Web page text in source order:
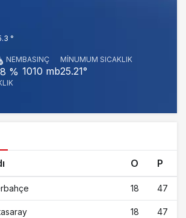
°
NEM
%
BASINÇ
1010 mb
MINUMUM SICAKLIK
25.21°
O P
18 47
18 47